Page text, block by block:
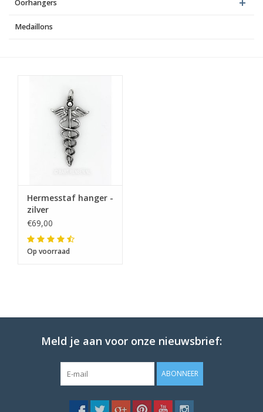
Oorhangers
Medaillons
Hermesstaf hanger -
zilver
€69,00
Op voorraad
Meld je aan voor onze nieuwsbrief:
ABONNEER